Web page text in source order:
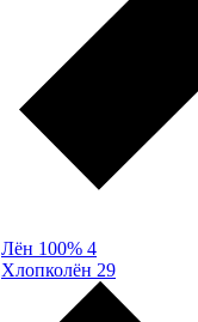
Лён 100% 4
Хлопколён 29